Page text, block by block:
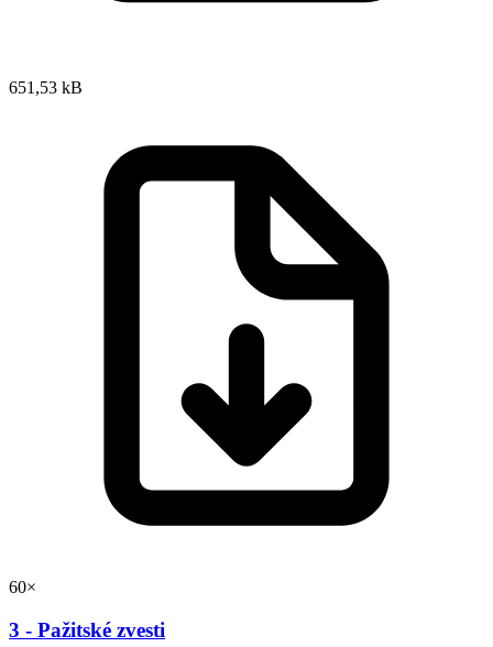
651,53 kB
60×
3 - Pažitské zvesti